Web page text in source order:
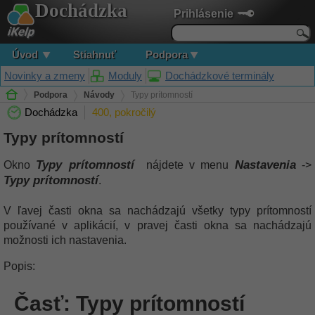
Prihlásenie
Dochádzka
Úvod Stiahnuť
Podpora
Novinky a zmeny
Moduly Dochádzkové terminály
Podpora Návody Typy prítomností
Dochádzka 400, pokročilý
Typy prítomností
Okno Typy prítomnostínájdete v menu Nastavenia->
Typy prítomností.
V ľavej časti okna sa nachádzajú všetky typy prítomností
používané v aplikácií, v pravej časti okna sa nachádzajú
možnosti ich nastavenia.
Popis:
Časť: Typy prítomností